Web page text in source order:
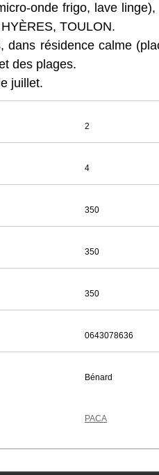
onde frigo, lave
TOULON.
dans résidence calme
des plages.
juillet.
2
4
350
350
350
0643078636
Bénard
PACA